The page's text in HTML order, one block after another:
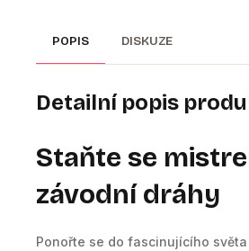
POPIS DISKUZE
Detailní popis
Staňte se
závodní dráhy
Ponořte se do fascinujícího